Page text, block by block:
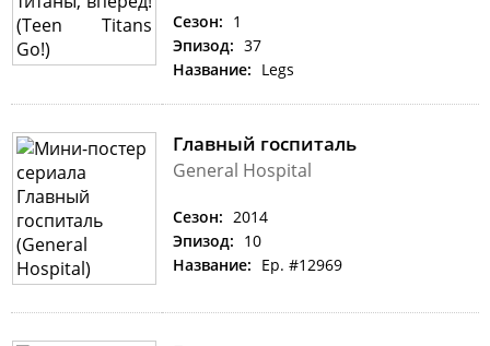
Сезон: 1
Эпизод: 37
Название: Legs
Главный госпиталь
General Hospital
Сезон: 2014
Эпизод: 10
Название: Ep. #12969